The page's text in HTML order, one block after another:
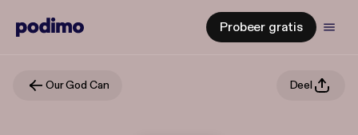
Probeer gratis
Our God Can Deel